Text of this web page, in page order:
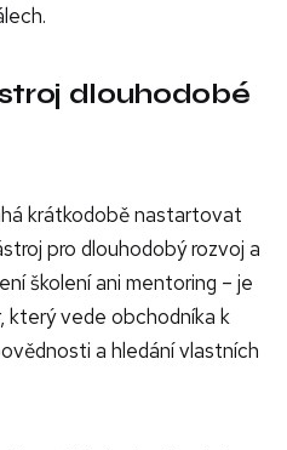
dlouhodobé
krátkodobě nastartovat
pro dlouhodobý rozvoj a
školení ani mentoring – je
který vede obchodníka k
a hledání vlastních